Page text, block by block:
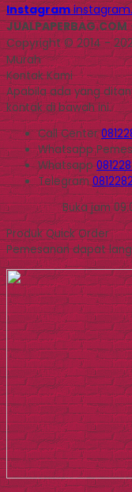
Instagram
JUALPAPERBAG.COM
Copyright © 2014 -
Murah
Kontak Kami
Apabila ada yang
kontak di bawah ini.
Call Center
Whatsapp
Whatsapp
Telegram
Buka jam
Produk Quick Order
Pemesanan dapat